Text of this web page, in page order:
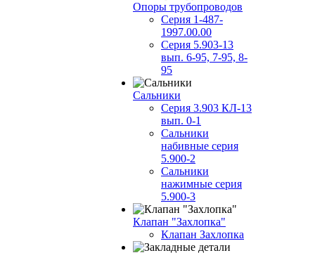
Опоры трубопроводов
Серия 1-487-
1997.00.00
Серия 5.903-13
вып. 6-95, 7-95, 8-
95
Сальники
Серия 3.903 КЛ-13
вып. 0-1
Сальники
набивные серия
5.900-2
Сальники
нажимные серия
5.900-3
Клапан "Захлопка"
Клапан Захлопка